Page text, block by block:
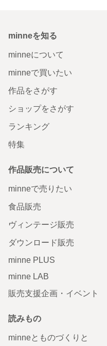
minneを知る
minneについて
minneで買いたい
作品をさがす
ショップをさがす
ランキング
特集
作品販売について
minneで売りたい
食品販売
ヴィンテージ販売
ダウンロード販売
minne PLUS
minne LAB
販売支援企画・イベント
読みもの
minneとものづくりと